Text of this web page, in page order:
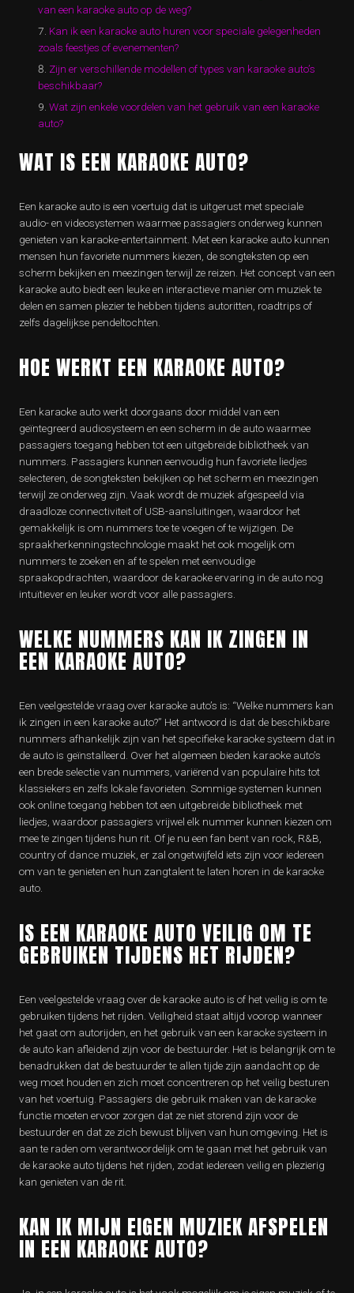
van een karaoke auto op de weg?
Kan ik een karaoke auto huren voor speciale gelegenheden
zoals feestjes of evenementen?
Zijn er verschillende modellen of types van karaoke auto’s
beschikbaar?
Wat zijn enkele voordelen van het gebruik van een karaoke
auto?
WAT IS EEN KARAOKE AUTO?
Een karaoke auto is een voertuig dat is uitgerust met speciale
audio- en videosystemen waarmee passagiers onderweg kunnen
genieten van karaoke-entertainment. Met een karaoke auto kunnen
mensen hun favoriete nummers kiezen, de songteksten op een
scherm bekijken en meezingen terwijl ze reizen. Het concept van een
karaoke auto biedt een leuke en interactieve manier om muziek te
delen en samen plezier te hebben tijdens autoritten, roadtrips of
zelfs dagelijkse pendeltochten.
HOE WERKT EEN KARAOKE AUTO?
Een karaoke auto werkt doorgaans door middel van een
geïntegreerd audiosysteem en een scherm in de auto waarmee
passagiers toegang hebben tot een uitgebreide bibliotheek van
nummers. Passagiers kunnen eenvoudig hun favoriete liedjes
selecteren, de songteksten bekijken op het scherm en meezingen
terwijl ze onderweg zijn. Vaak wordt de muziek afgespeeld via
draadloze connectiviteit of USB-aansluitingen, waardoor het
gemakkelijk is om nummers toe te voegen of te wijzigen. De
spraakherkenningstechnologie maakt het ook mogelijk om
nummers te zoeken en af te spelen met eenvoudige
spraakopdrachten, waardoor de karaoke ervaring in de auto nog
intuïtiever en leuker wordt voor alle passagiers.
WELKE NUMMERS KAN IK ZINGEN IN
EEN KARAOKE AUTO?
Een veelgestelde vraag over karaoke auto’s is: “Welke nummers kan
ik zingen in een karaoke auto?” Het antwoord is dat de beschikbare
nummers afhankelijk zijn van het specifieke karaoke systeem dat in
de auto is geïnstalleerd. Over het algemeen bieden karaoke auto’s
een brede selectie van nummers, variërend van populaire hits tot
klassiekers en zelfs lokale favorieten. Sommige systemen kunnen
ook online toegang hebben tot een uitgebreide bibliotheek met
liedjes, waardoor passagiers vrijwel elk nummer kunnen kiezen om
mee te zingen tijdens hun rit. Of je nu een fan bent van rock, R&B,
country of dance muziek, er zal ongetwijfeld iets zijn voor iedereen
om van te genieten en hun zangtalent te laten horen in de karaoke
auto.
IS EEN KARAOKE AUTO VEILIG OM TE
GEBRUIKEN TIJDENS HET RIJDEN?
Een veelgestelde vraag over de karaoke auto is of het veilig is om te
gebruiken tijdens het rijden. Veiligheid staat altijd voorop wanneer
het gaat om autorijden, en het gebruik van een karaoke systeem in
de auto kan afleidend zijn voor de bestuurder. Het is belangrijk om te
benadrukken dat de bestuurder te allen tijde zijn aandacht op de
weg moet houden en zich moet concentreren op het veilig besturen
van het voertuig. Passagiers die gebruik maken van de karaoke
functie moeten ervoor zorgen dat ze niet storend zijn voor de
bestuurder en dat ze zich bewust blijven van hun omgeving. Het is
aan te raden om verantwoordelijk om te gaan met het gebruik van
de karaoke auto tijdens het rijden, zodat iedereen veilig en plezierig
kan genieten van de rit.
KAN IK MIJN EIGEN MUZIEK AFSPELEN
IN EEN KARAOKE AUTO?